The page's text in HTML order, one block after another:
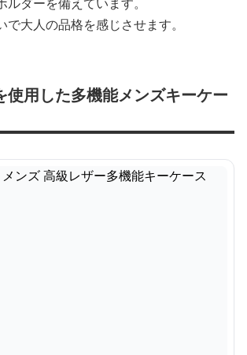
大人の品格を感じさせます。
使用した多機能メンズキーケー